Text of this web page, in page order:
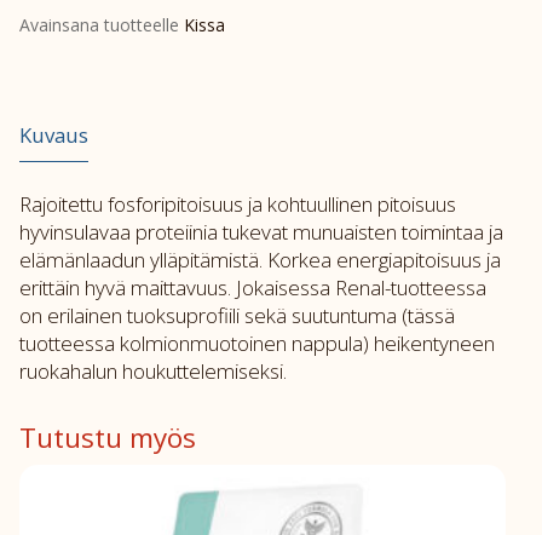
Special
Avainsana tuotteelle Kissa
Kuvaus
Rajoitettu fosforipitoisuus ja kohtuullinen pitoisuus
hyvinsulavaa proteiinia tukevat munuaisten toimintaa ja
elämänlaadun ylläpitämistä. Korkea energiapitoisuus ja
erittäin hyvä maittavuus. Jokaisessa Renal-tuotteessa
on erilainen tuoksuprofiili sekä suutuntuma (tässä
tuotteessa kolmionmuotoinen nappula) heikentyneen
ruokahalun houkuttelemiseksi.
Tutustu myös